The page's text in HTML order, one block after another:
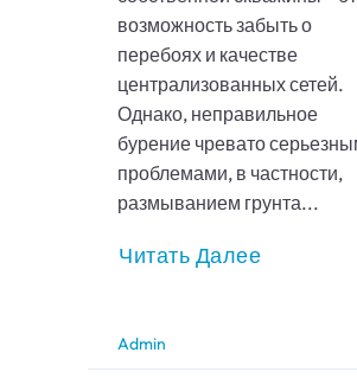
возможность забыть о
перебоях и качестве
централизованных сетей.
Однако, неправильное
бурение чревато
проблемами, в частности,
размыванием грунта...
Читать Далее
Admin